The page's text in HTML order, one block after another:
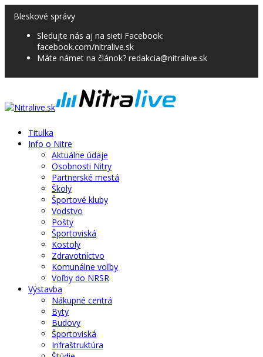
Bleskové správy
Sledujte nás aj na sieti Facebook:
facebook.com/nitralive.sk
Máte námet na článok? redakcia@nitralive.sk
Titulka
Info o Nitre
Aktuálne údaje
Osobnosti Nitry
Partnerské mestá
Školy
Športové kluby
Vodstvo
Pošty
Športoviská
Kostoly
Zdravotníctvo
Komunálne voľby
Voľby do NRSR
Výstavba
Nákupné centrá
Byty
Budovy
Športoviská
Infraštruktúra